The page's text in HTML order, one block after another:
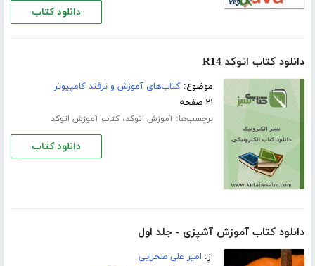
دانلود کتاب
دانلود کتاب اتوکد R14
موضوع:کتاب‌های آموزش و ترفند کامپیوتر
۲۱ صفحه
برچسب‌ها:آموزش اتوکد،کتاب آموزش اتوکد
دانلود کتاب
دانلود کتاب آموزش آشپزی - جلد اول
از: امیر علی صحرایی